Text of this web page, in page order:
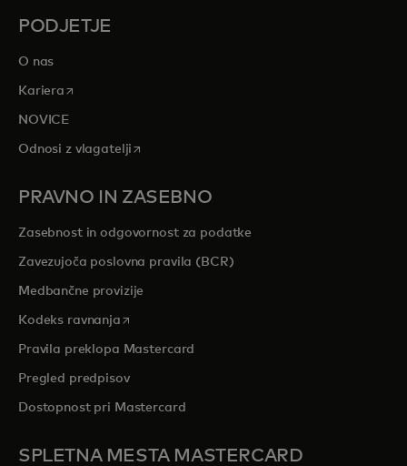
PODJETJE
O nas
Kariera opens in a new tab
NOVICE
Odnosi z vlagatelji opens in a new tab
PRAVNO IN ZASEBNO
Zasebnost in odgovornost za podatke
Zavezujoča poslovna pravila (BCR)
Medbančne provizije
Kodeks ravnanjaopens in a new tab
Pravila preklopa Mastercard
Pregled predpisov
Dostopnost pri Mastercard
SPLETNA MESTA MASTERCARD